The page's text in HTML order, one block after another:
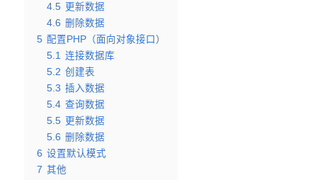
4.5 更新数据
4.6 删除数据
5 配置PHP（面向对象接口）
5.1 连接数据库
5.2 创建表
5.3 插入数据
5.4 查询数据
5.5 更新数据
5.6 删除数据
6 设置默认模式
7 其他